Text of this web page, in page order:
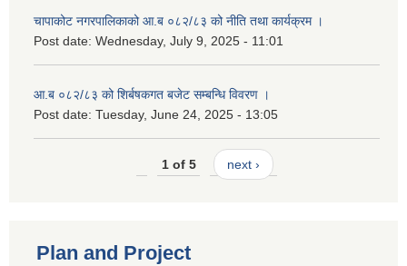
चापाकोट नगरपालिकाको आ.ब ०८२/८३ को नीति तथा कार्यक्रम ।
Post date: Wednesday, July 9, 2025 - 11:01
आ.ब ०८२/८३ को शिर्बषकगत बजेट सम्बन्धि विवरण ।
Post date: Tuesday, June 24, 2025 - 13:05
1 of 5 next ›
Plan and Project